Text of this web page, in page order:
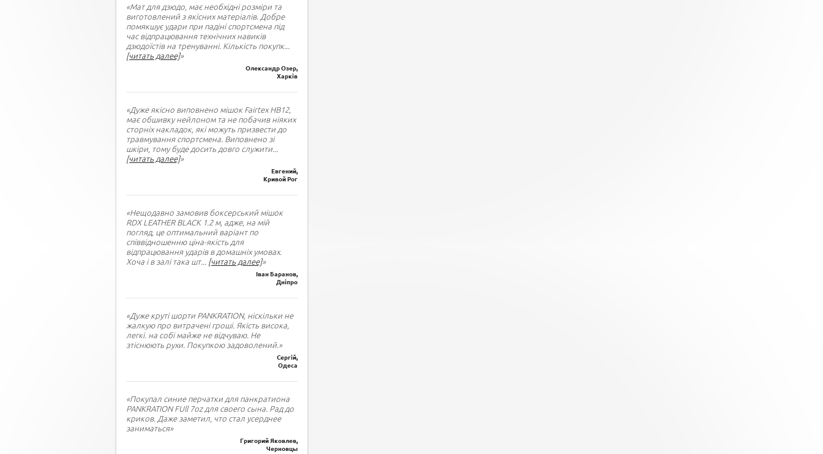
«Мат для дзюдо, має необхідні розміри та
виготовлений з якісних матеріалів. Добре
помякшує удари при падіні спортсмена під
час відпрацювання технічних навиків
дзюдоїстів на тренуванні. Кількість покупк...
[читать далее]»
Олександр Озер,
Харків
«Дуже якісно виповнено мішок Fairtex HB12,
має обшивку нейлоном та не побачив ніяких
сторніх накладок, які можуть призвести до
травмування спортсмена. Виповнено зі
шкіри, тому буде досить довго служити...
[читать далее]»
Евгений,
Кривой Рог
«Нещодавно замовив боксерський мішок
RDX LEATHER BLACK 1.2 м, адже, на мій
погляд, це оптимальний варіант по
співвідношенню ціна-якість для
відпрацювання ударів в домашніх умовах.
Хоча і в залі така шт... [читать далее]»
Іван Баранов,
Дніпро
«Дуже круті шорти PANKRATION, ніскільки не
жалкую про витрачені гроші. Якість висока,
легкі. на собі майже не відчуваю. Не
зтіснюють рухи. Покупкою задоволений.»
Сергій,
Одеса
«Покупал синие перчатки для панкратиона
PANKRATION FUll 7oz для своего сына. Рад до
криков. Даже заметил, что стал усерднее
заниматься»
Григорий Яковлев,
Черновцы